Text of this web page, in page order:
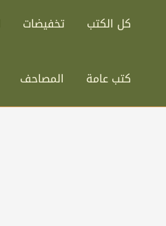
كل الكتب تخفيضات
كتب عامة المصاحف